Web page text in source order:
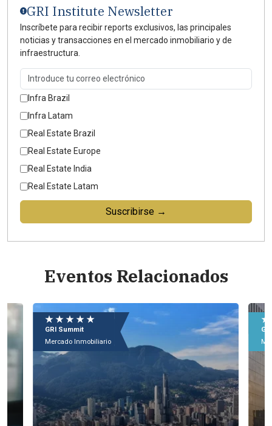
GRI Institute Newsletter
Inscríbete para recibir reports exclusivos, las principales
noticias y transacciones en el mercado inmobiliario y de
infraestructura.
Infra Brazil
Infra Latam
Real Estate Brazil
Real Estate Europe
Real Estate India
Real Estate Latam
Suscribirse →
Eventos Relacionados
★ ★ ★ ★ ★
GRI Forum
Mercado Inmobiliario
★
9